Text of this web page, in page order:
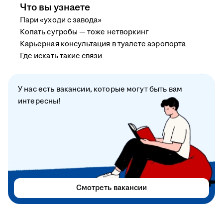
Что вы узнаете
Пари «уходи с завода»
Копать сугробы — тоже нетворкинг
Карьерная консультация в туалете аэропорта
Где искать такие связи
У нас есть вакансии, которые могут быть вам
интересны!
Смотреть вакансии